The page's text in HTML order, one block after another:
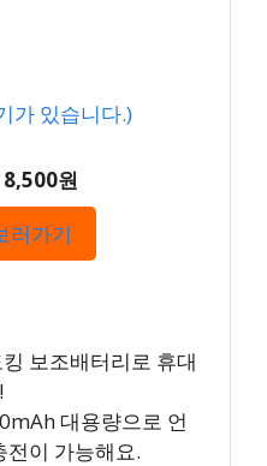
가 있습니다.)
8,500원
러가기
보조배터리로 휴대
대용량으로 언
이 가능해요.